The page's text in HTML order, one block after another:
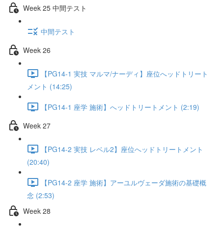
Week 25 中間テスト
中間テスト
Week 26
【PG14-1 実技 マルマ/ナーディ】座位へッドトリート
メント (14:25)
【PG14-1 座学 施術】へッドトリートメント (2:19)
Week 27
【PG14-2 実技 レベル2】座位へッドトリートメント
(20:40)
【PG14-2 座学 施術】アーユルヴェーダ施術の基礎概
念 (2:53)
Week 28